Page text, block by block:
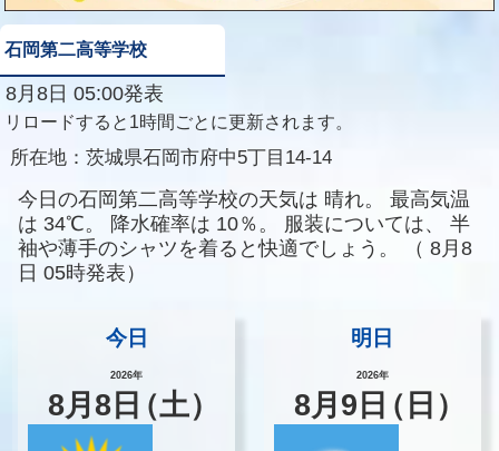
石岡第二高等学校
8月8日 05:00発表
リロードすると1時間ごとに更新されます。
所在地： 茨城県石岡市府中5丁目14-14
今日の石岡第二高等学校の天気は 晴れ。
最高気温
は 34℃。 降水確率は 10％。 服装については、
半
袖や薄手のシャツを着ると快適でしょう。
（ 8月8
日 05時発表）
今日
2026年
8月8 日（土）
明日
2026年
8月 9 日（日）